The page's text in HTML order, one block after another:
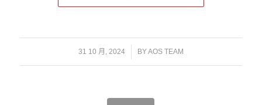
31 10 月, 2024
/ BYAOS TEAM